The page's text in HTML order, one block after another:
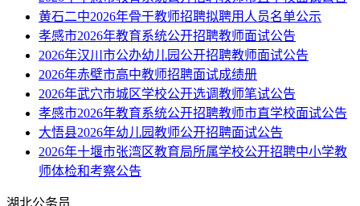
黄石二中2026年骨干教师招聘拟聘用人员名单公示
孝感市2026年教育系统公开招聘教师面试公告
2026年汉川市公办幼儿园公开招聘教师面试公告
2026年赤壁市高中教师招聘面试成绩册
2026年武穴市城区学校公开选调教师笔试公告
孝感市2026年教育系统公开招聘教师市直学校面试公告
大悟县2026年幼儿园教师公开招聘面试公告
2026年十堰市张湾区教育局所属学校公开招聘中小学教
师体检和考察公告
湖北公务员